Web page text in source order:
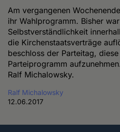
Am vergangenen
ihr Wahlprogramm. Bisher
Selbstverständlichkeit
die Kirchenstaatsverträge
beschloss der Parteitag,
Parteiprogramm
Ralf Michalowsky.
Ralf Michalowsky
12.06.2017